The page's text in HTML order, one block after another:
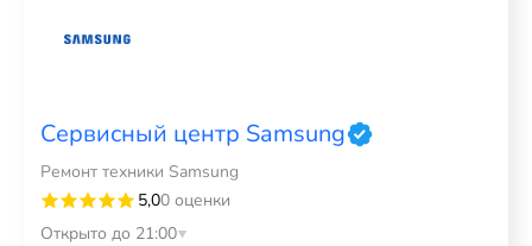
Сервисный центр Samsung
Ремонт техники Samsung
5,00 оценки
Открыто до 21:00